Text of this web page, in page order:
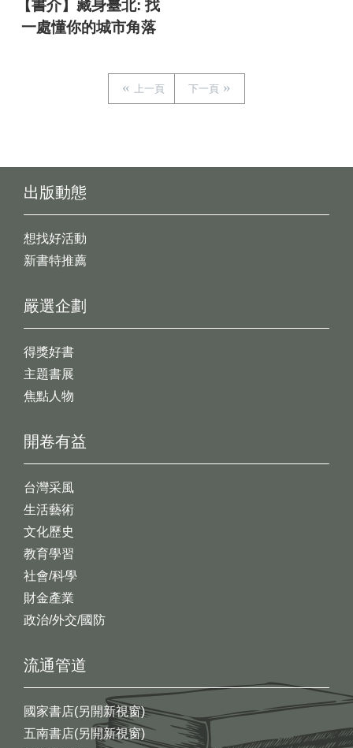
【書介】藏身臺北: 找
一處懂你的城市角落
上一頁 下一頁
出版動態
想找好活動
新書特推薦
開卷有益
台灣采風
生活藝術
文化歷史
教育學習
社會/科學
財金產業
政治/外交/國防
嚴選企劃
得獎好書
主題書展
焦點人物
流通管道
國家書店(另開新視窗)
五南書店(另開新視窗)